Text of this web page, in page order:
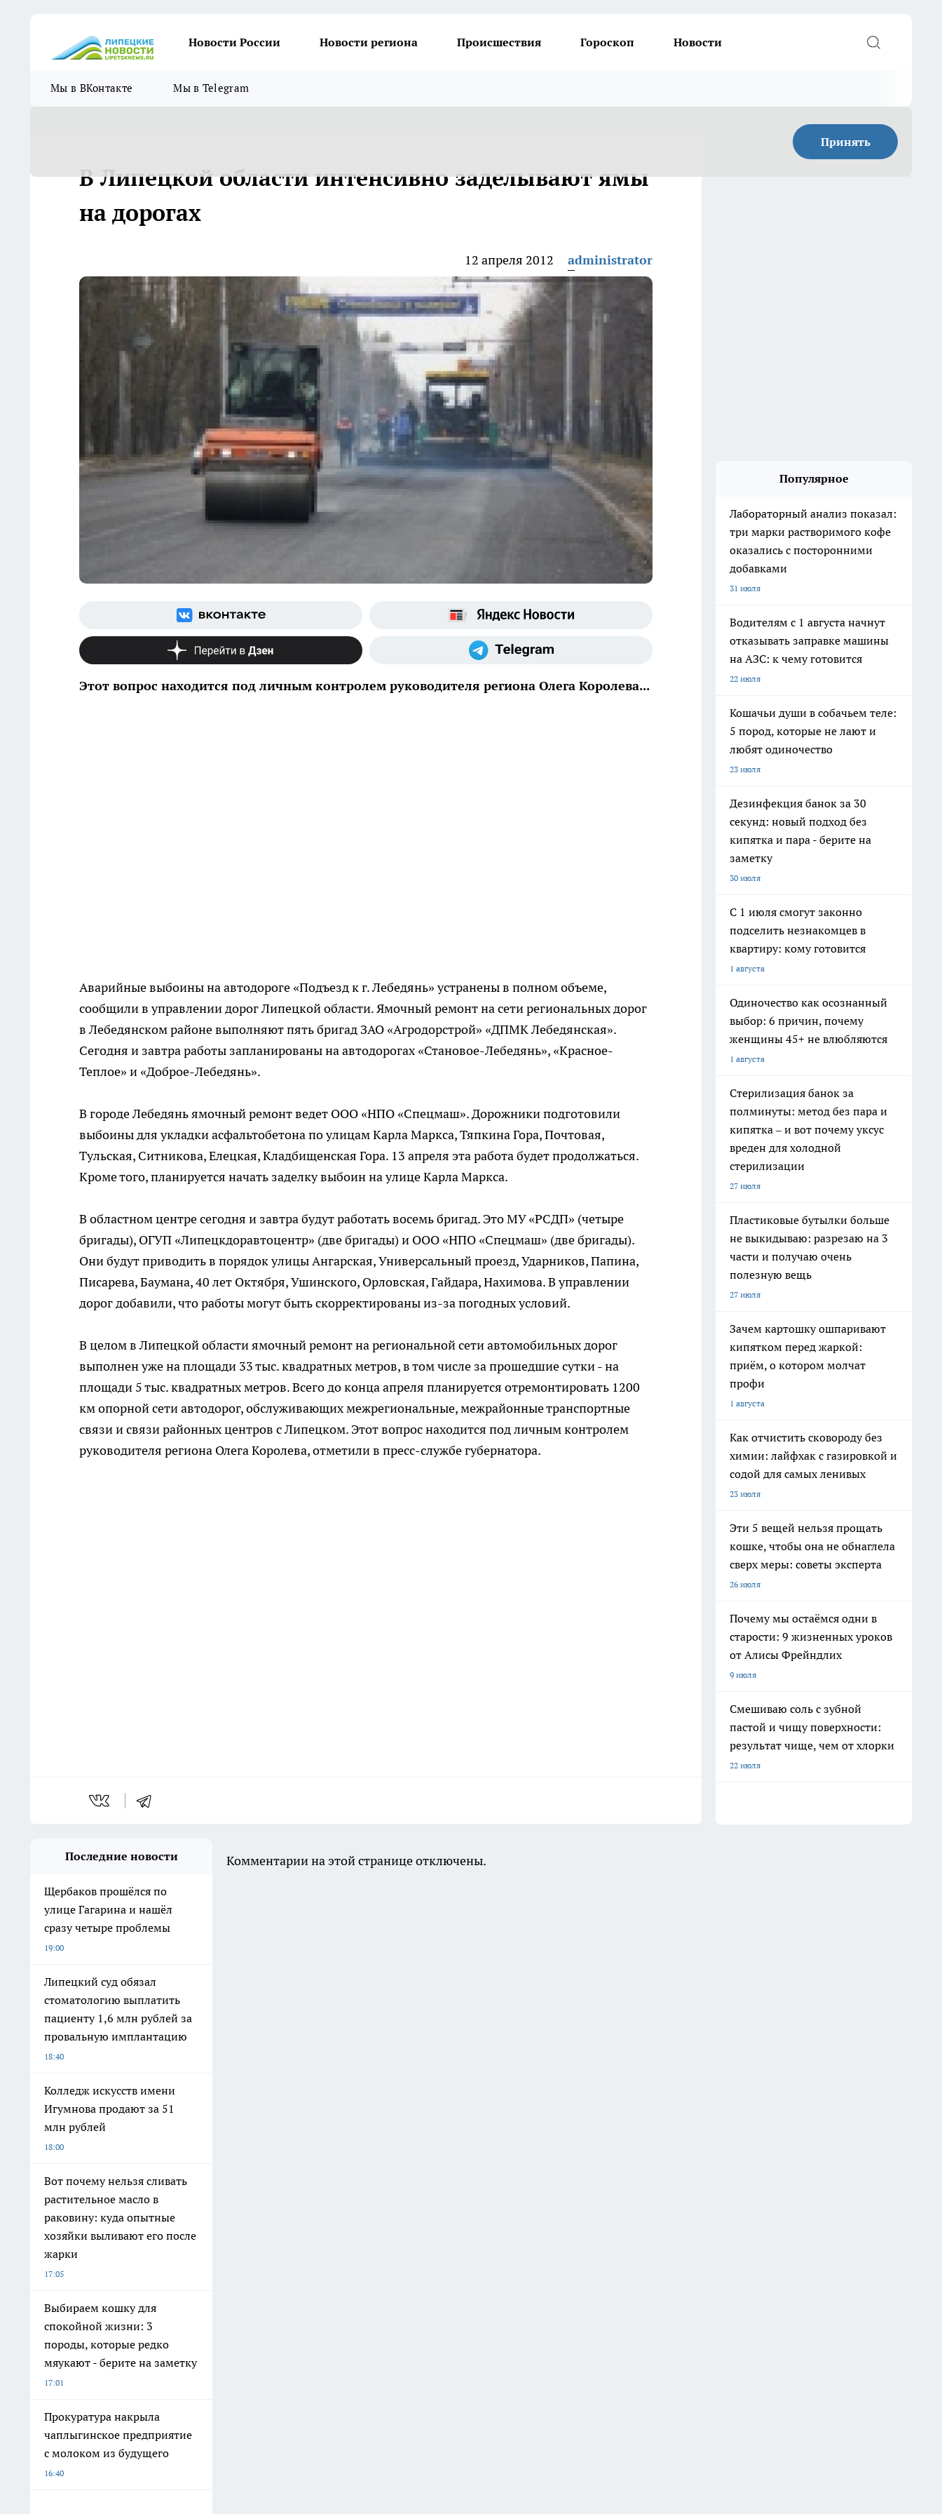
Новости России Новости региона Происшествия Гороскоп Новости
Мы в ВКонтакте Мы в Telegram
Принять
В Липецкой области интенсивно заделывают ямы
на дорогах
12 апреля 2012 administrator
Этот вопрос находится под личным контролем руководителя региона Олега Королева...
Аварийные выбоины на автодороге «Подъезд к г. Лебедянь» устранены в полном объеме,
сообщили в управлении дорог Липецкой области. Ямочный ремонт на сети региональных дорог
в Лебедянском районе выполняют пять бригад ЗАО «Агродорстрой» «ДПМК Лебедянская».
Сегодня и завтра работы запланированы на автодорогах «Становое-Лебедянь», «Красное-
Теплое» и «Доброе-Лебедянь».
В городе Лебедянь ямочный ремонт ведет ООО «НПО «Спецмаш». Дорожники подготовили
выбоины для укладки асфальтобетона по улицам Карла Маркса, Тяпкина Гора, Почтовая,
Тульская, Ситникова, Елецкая, Кладбищенская Гора. 13 апреля эта работа будет продолжаться.
Кроме того, планируется начать заделку выбоин на улице Карла Маркса.
В областном центре сегодня и завтра будут работать восемь бригад. Это МУ «РСДП» (четыре
бригады), ОГУП «Липецкдоравтоцентр» (две бригады) и ООО «НПО «Спецмаш» (две бригады).
Они будут приводить в порядок улицы Ангарская, Универсальный проезд, Ударников, Папина,
Писарева, Баумана, 40 лет Октября, Ушинского, Орловская, Гайдара, Нахимова. В управлении
дорог добавили, что работы могут быть скорректированы из-за погодных условий.
В целом в Липецкой области ямочный ремонт на региональной сети автомобильных дорог
выполнен уже на площади 33 тыс. квадратных метров, в том числе за прошедшие сутки - на
площади 5 тыс. квадратных метров. Всего до конца апреля планируется отремонтировать 1200
км опорной сети автодорог, обслуживающих межрегиональные, межрайонные транспортные
связи и связи районных центров с Липецком. Этот вопрос находится под личным контролем
руководителя региона Олега Королева, отметили в пресс-службе губернатора.
Популярное
Лабораторный анализ показал:
три марки растворимого кофе
оказались с посторонними
добавками
31 июля
Водителям с 1 августа начнут
отказывать заправке машины
на АЗС: к чему готовится
22 июля
Кошачьи души в собачьем теле:
5 пород, которые не лают и
любят одиночество
23 июля
Дезинфекция банок за 30
секунд: новый подход без
кипятка и пара - берите на
заметку
30 июля
С 1 июля смогут законно
подселить незнакомцев в
квартиру: кому готовится
1 августа
Одиночество как осознанный
выбор: 6 причин, почему
женщины 45+ не влюбляются
1 августа
Стерилизация банок за
полминуты: метод без пара и
кипятка – и вот почему уксус
вреден для холодной
стерилизации
27 июля
Пластиковые бутылки больше
не выкидываю: разрезаю на 3
части и получаю очень
полезную вещь
27 июля
Зачем картошку ошпаривают
кипятком перед жаркой:
приём, о котором молчат
профи
1 августа
Как отчистить сковороду без
химии: лайфхак с газировкой и
содой для самых ленивых
23 июля
Эти 5 вещей нельзя прощать
кошке, чтобы она не обнаглела
сверх меры: советы эксперта
26 июля
Почему мы остаёмся одни в
старости: 9 жизненных уроков
от Алисы Фрейндлих
9 июля
Смешиваю соль с зубной
пастой и чищу поверхности:
результат чище, чем от хлорки
22 июля
Последние новости
Щербаков прошёлся по
улице Гагарина и нашёл
сразу четыре проблемы
19:00
Липецкий суд обязал
стоматологию выплатить
пациенту 1,6 млн рублей за
провальную имплантацию
18:40
Колледж искусств имени
Игумнова продают за 51
млн рублей
18:00
Вот почему нельзя сливать
растительное масло в
раковину: куда опытные
хозяйки выливают его после
жарки
17:05
Выбираем кошку для
спокойной жизни: 3
породы, которые редко
мяукают - берите на заметку
17:01
Прокуратура накрыла
чаплыгинское предприятие
с молоком из будущего
16:40
Комментарии на этой странице отключены.